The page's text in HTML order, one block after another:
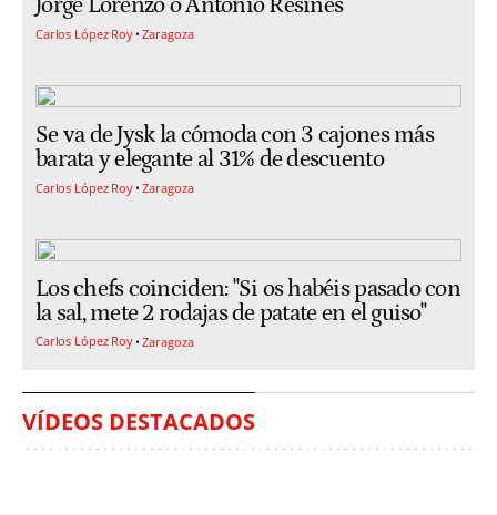
Jorge Lorenzo o Antonio Resines
Carlos López Roy Zaragoza
Se va de Jysk la cómoda con 3 cajones más
barata y elegante al 31% de descuento
Carlos López Roy Zaragoza
Los chefs coinciden: "Si os habéis pasado con
la sal, mete 2 rodajas de patate en el guiso"
Carlos López Roy Zaragoza
VÍDEOS DESTACADOS